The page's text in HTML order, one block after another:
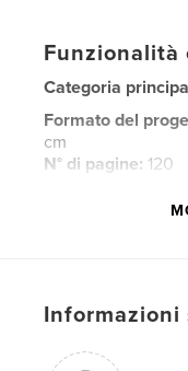
Funzionalità
Categoria
Formato del
cm
N° di pagine: 120
Jorgenson 100
hundredth